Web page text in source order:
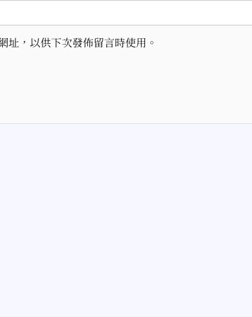
址，以供下次發佈留言時使用。